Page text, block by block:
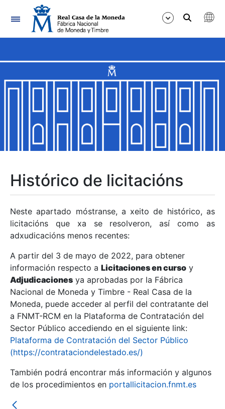
Navegación
Mostrar/Ocultar
Mostrar/Ocultar
Mostrar/Ocultar
Mostrar/Ocultar
Mostrar/Ocultar
Mostrar/Ocultar
Histórico de licitacións
Neste apartado móstranse, a xeito de histórico, as
licitacións que xa se resolveron, así como as
adxudicacións menos recentes:
A partir del 3 de mayo de 2022, para obtener
información respecto a Licitaciones en curso y
Adjudicaciones ya aprobadas por la Fábrica
Nacional de Moneda y Timbre - Real Casa de la
Moneda, puede acceder al perfil del contratante del
a FNMT-RCM en la Plataforma de Contratación del
Sector Público accediendo en el siguiente link:
Plataforma de Contratación del Sector Público
(https://contrataciondelestado.es/)
También podrá encontrar más información y algunos
de los procedimientos en portallicitacion.fnmt.es